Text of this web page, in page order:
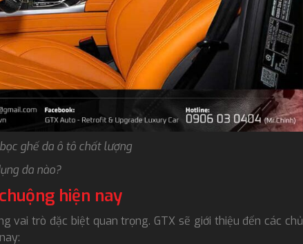
ghế da ô tô chất lượng
da nào?
hiện nay
vai trò đặc biệt quan trọng. GTX sẽ giới thiệu đến các chủ